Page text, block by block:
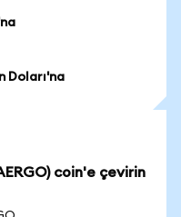
Doları'na
coin'e çevirin